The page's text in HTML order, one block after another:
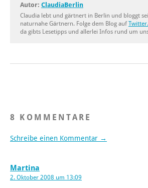
Autor: ClaudiaBerlin
Claudia lebt und gärtnert in Berlin und bloggt
naturnahe Gärtnern. Folge dem Blog auf
da gibts Lesetipps und allerlei Infos rund um
8 KOMMENTARE
Schreibe einen Kommentar →
Martina
2. Oktober 2008 um 13:09